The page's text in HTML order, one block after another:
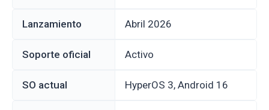
Lanzamiento abril 2026
Soporte oficial Activo
SO actual HyperOS 3, Android 16